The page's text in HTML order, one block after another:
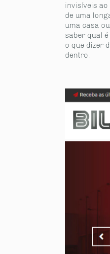
invisíveis
de uma
uma casa
saber qual
o que dizer
dentro.